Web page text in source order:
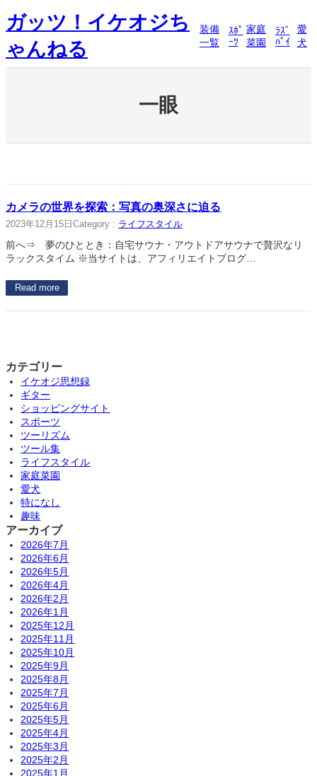
容
ス
キ
ガッツ！イケオジち
ゃんねる
装備
一覧
ｽﾎﾟ
ｰﾂ
家庭
菜園
ﾗｽﾞ
ﾊﾟｲ
愛
犬
一眼
カメラの世界を探索：写真の奥深さに迫る
2023年12月15日 Category : ライフスタイル
前へ⇒ 夢のひととき：自宅サウナ・アウトドアサウナで贅沢なリ
ラックスタイム ※当サイトは、アフィリエイトプログ…
Read more
カテゴリー
イケオジ思想録
ギター
ショッピングサイト
スポーツ
ツーリズム
ツール集
ライフスタイル
家庭菜園
愛犬
特になし
趣味
アーカイブ
2026年7月
2026年6月
2026年5月
2026年4月
2026年2月
2026年1月
2025年12月
2025年11月
2025年10月
2025年9月
2025年8月
2025年7月
2025年6月
2025年5月
2025年4月
2025年3月
2025年2月
2025年1月